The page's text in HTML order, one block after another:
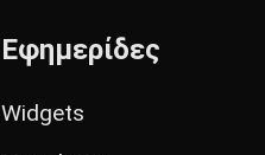
Εφημερίδες
Widgets